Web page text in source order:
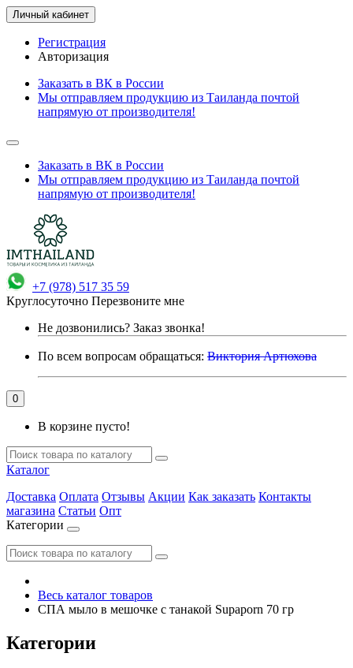
Личный кабинет
Регистрация
Авторизация
Заказать в ВК в России
Мы отправляем продукцию из Таиланда почтой
напрямую от производителя!
Заказать в ВК в России
Мы отправляем продукцию из Таиланда почтой
напрямую от производителя!
+7 (978) 517 35 59
Круглосуточно Перезвоните мне
Не дозвонились? Заказ звонка!
По всем вопросам обращаться: Виктория Артюхова
0
В корзине пусто!
Каталог
Доставка Оплата Отзывы Акции Как заказать Контакты
магазина Статьи Опт
Категории
Весь каталог товаров
СПА мыло в мешочке с танакой Supaporn 70 гр
Категории